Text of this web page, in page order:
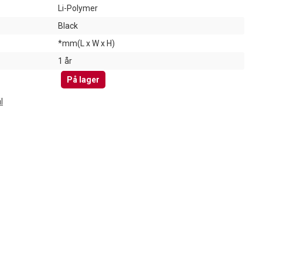
Li-Polymer
Black
*mm(L x W x H)
1 år
På lager